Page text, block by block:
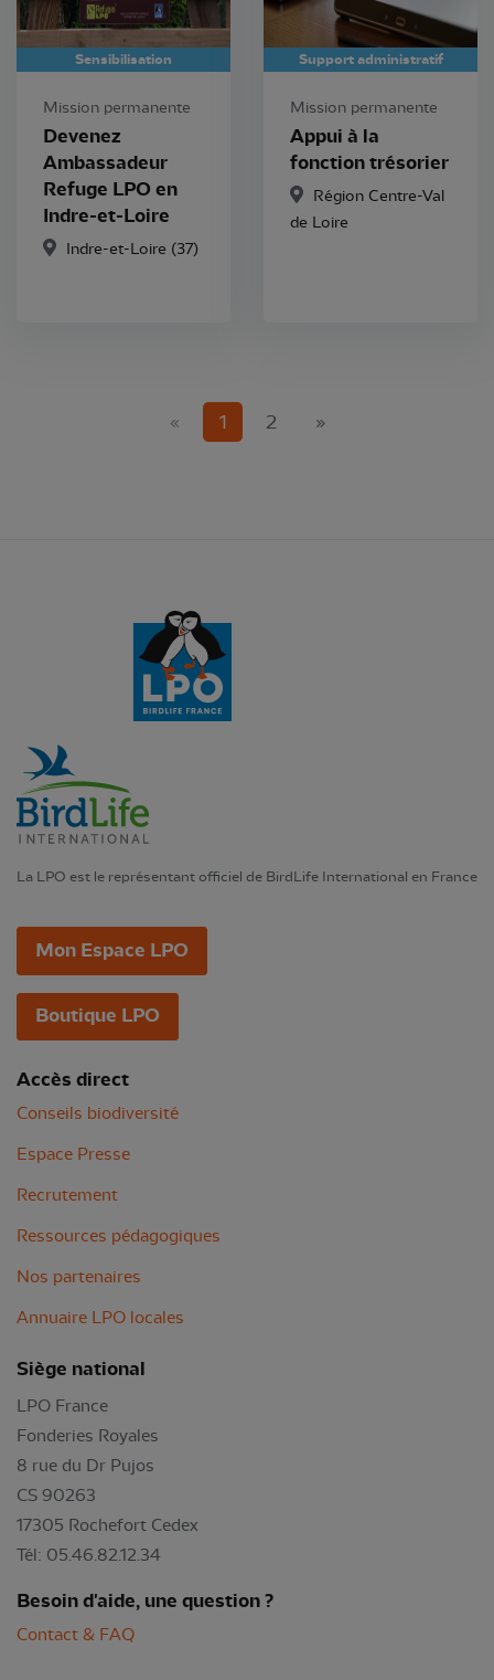
Sensibilisation
Mission permanente
Devenez
Ambassadeur
Refuge LPO en
Indre-et-Loire
Indre-et-Loire (37)
Support administratif
Mission permanente
Appui à la
fonction trésorier
Région Centre-Val
de Loire
« 1(current)
2 »
La LPO est le représentant officiel de BirdLife International en France
Mon Espace LPO
Boutique LPO
Accès direct
Conseils biodiversité
Espace Presse
Recrutement
Ressources pédagogiques
Nos partenaires
Annuaire LPO locales
Siège national
LPO France
Fonderies Royales
8 rue du Dr Pujos
CS 90263
17305 Rochefort Cedex
Tél: 05.46.82.12.34
Besoin d'aide, une question ?
Contact & FAQ